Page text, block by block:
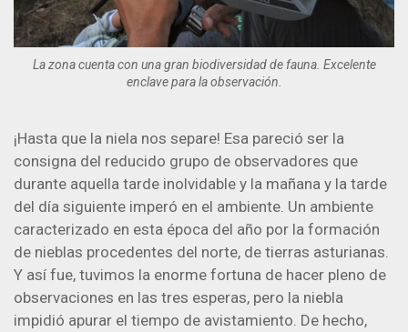
La zona cuenta con una gran biodiversidad de fauna. Excelente
enclave para la observación.
¡Hasta que la niela nos separe! Esa pareció ser la
consigna del reducido grupo de observadores que
durante aquella tarde inolvidable y la mañana y la tarde
del día siguiente imperó en el ambiente. Un ambiente
caracterizado en esta época del año por la formación
de nieblas procedentes del norte, de tierras asturianas.
Y así fue, tuvimos la enorme fortuna de hacer pleno de
observaciones en las tres esperas, pero la niebla
impidió apurar el tiempo de avistamiento. De hecho,